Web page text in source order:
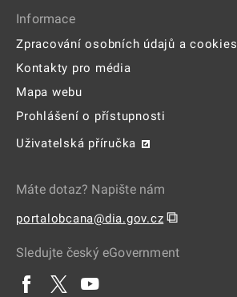
Informace
Zpracování osobních údajů a cookies
Kontakty pro média
Mapa webu
Prohlášení o přístupnosti
Uživatelská příručka
Máte dotaz? Napište nám
portalobcana@dia.gov.cz ⧉
Sledujte český eGovernment